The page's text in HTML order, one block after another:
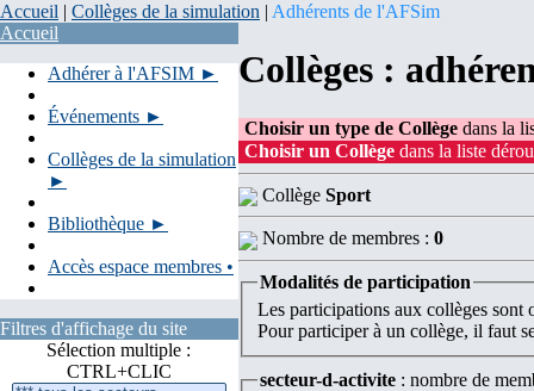
Accueil | Collèges de la simulation | Adhérents de l'AFSim
Accueil
Adhérer à l'AFSIM ►
Événements ►
Collèges de la simulation
►
Bibliothèque ►
Accès espace membres •
Filtres d'affichage du site
Sélection multiple :
CTRL+CLIC
Collèges :
Choisir un type de Collège dans la
Choisir un Collège dans la liste
Collège Sport
Nombre de membres : 0
Modalités de participation
Les participations aux collèges sont
Pour participer à un collège, il faut
secteur-d-activite : nombre de